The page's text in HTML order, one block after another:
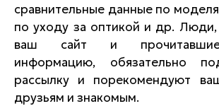
сравнительные данные по
по уходу за оптикой и др.
ваш сайт и
информацию, обязательно
рассылку и порекомендуют
друзьям и знакомым.